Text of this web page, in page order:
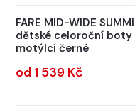
FARE MID-WIDE
dětské celoroční boty
motýlci černé
od 1 539 Kč